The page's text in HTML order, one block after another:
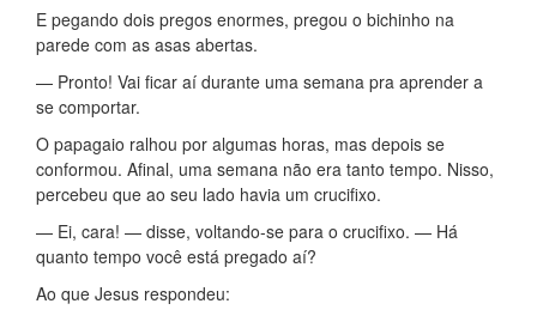
E pegando dois pregos enormes, pregou o bichinho na
parede com as asas abertas.
— Pronto! Vai ficar aí durante uma semana pra aprender a
se comportar.
O papagaio ralhou por algumas horas, mas depois se
conformou. Afinal, uma semana não era tanto tempo. Nisso,
percebeu que ao seu lado havia um crucifixo.
— Ei, cara! — disse, voltando-se para o crucifixo. — Há
quanto tempo você está pregado aí?
Ao que Jesus respondeu: